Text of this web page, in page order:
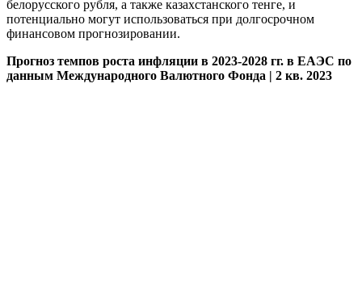
белорусского рубля, а также казахстанского тенге, и
потенциально могут использоваться при долгосрочном
финансовом прогнозировании.
Прогноз темпов роста инфляции в 2023-2028 гг. в ЕАЭС по
данным Международного Валютного Фонда | 2 кв. 2023